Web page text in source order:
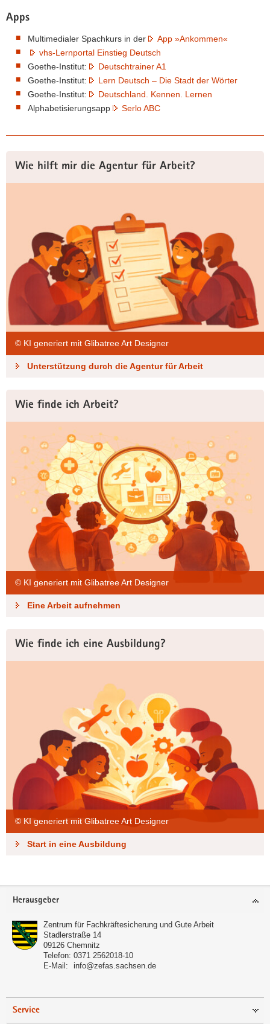
Apps
Multimedialer Spachkurs in der
App »Ankommen«
vhs-Lernportal Einstieg Deutsch
Goethe-Institut:
Deutschtrainer A1
Goethe-Institut:
Lern Deutsch – Die Stadt der Wörter
Goethe-Institut:
Deutschland. Kennen. Lernen
Alphabetisierungsapp
Serlo ABC
Wie hilft mir die Agentur für Arbeit?
© KI generiert mit Glibatree Art Designer
Unterstützung durch die Agentur für Arbeit
Wie finde ich Arbeit?
© KI generiert mit Glibatree Art Designer
Eine Arbeit aufnehmen
Wie finde ich eine Ausbildung?
© KI generiert mit Glibatree Art Designer
Start in eine Ausbildung
Footer-
Herausgeber
Zentrum für Fachkräftesicherung und Gute Arbeit
Stadlerstraße 14
09126 Chemnitz
Telefon: 0371 2562018-10
E-Mail:
info@zefas.sachsen.de
Service